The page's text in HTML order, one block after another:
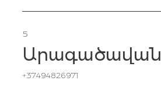
5
Արագածավան
+37494826971